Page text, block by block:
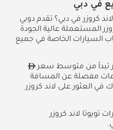
في دبي
كروزر في دبي؟ تقدم دوبي
المستعملة عالية الجودة
السيارات الخاصة في جميع
مفصلة عن المسافة
العثور على لاند كروزر
تويوتا لاند كروزر